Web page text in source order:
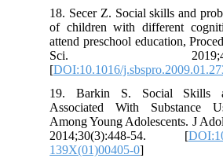
18. Secer Z. Social skills and
of children with different
attend preschool education,
Sci.
[DOI:10.1016/
19. Barkin S. Social Skills
Associated With Substance
Among Young Adolescents. J
2014;30(3):448-54. [
139X(01)00405-0